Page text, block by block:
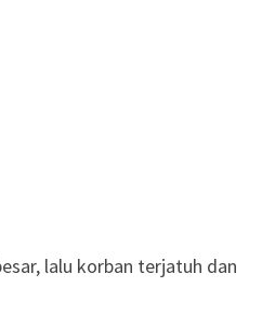
lalu korban terjatuh dan